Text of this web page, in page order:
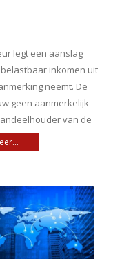
legt een aanslag
inkomen uit
neemt. De
geen aanmerkelijk
van de